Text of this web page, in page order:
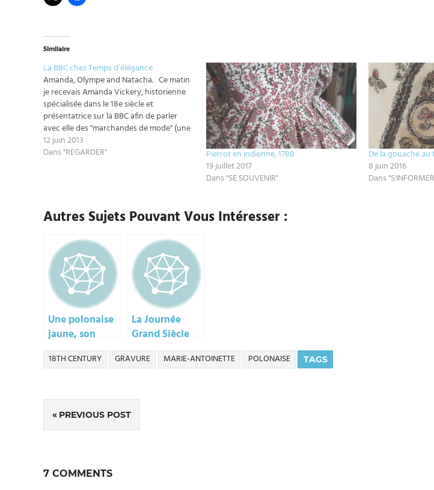
Similaire
La BBC chez Temps d’élégance
Amanda, Olympe and Natacha. Ce matin
je recevais Amanda Vickery, historienne
spécialisée dans le 18e siècle et
présentatrice sur la BBC afin de parler
avec elle des "marchandes de mode" (une
spécialité très française), et plus
particulièrement de Rose Bertin, dans le
12 juin 2013
Dans "REGARDER"
Pierrot en indienne, 1788
19 juillet 2017
Dans "SE SOUVENIR"
De la gouache
8 juin 2016
Dans
Autres Sujets Pouvant Vous Intéresser :
Une polonaise
jaune, son
chapeau et …
des chats
La Journée
Grand Siècle
2012, château
de Vaux-le-
TAGS
18TH CENTURY GRAVURE MARIE-ANTOINETTE POLONAISE
Navigation
de
l’article
PREVIOUS POST
7 COMMENTS